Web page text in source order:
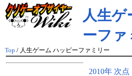
人生
ーファ
Top / 人生ゲーム ハッピーファミリー
2010年 次点